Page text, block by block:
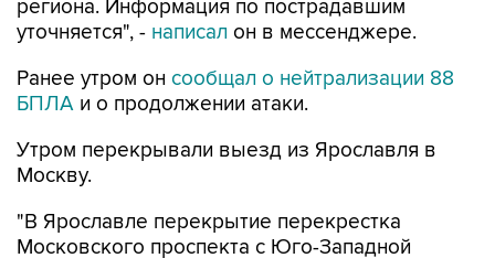
региона. Информация по пострадавшим
уточняется", - написал он в мессенджере.
Ранее утром он сообщал о нейтрализации 88
БПЛА и о продолжении атаки.
Утром перекрывали выезд из Ярославля в
Москву.
"В Ярославле перекрытие перекрестка
Московского проспекта с Юго-Западной